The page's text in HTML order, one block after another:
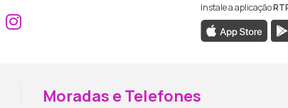
Aceder ao Facebook da RTP
Aceder ao Instagram da RTP
Instale a aplicação
Moradas e Telefones